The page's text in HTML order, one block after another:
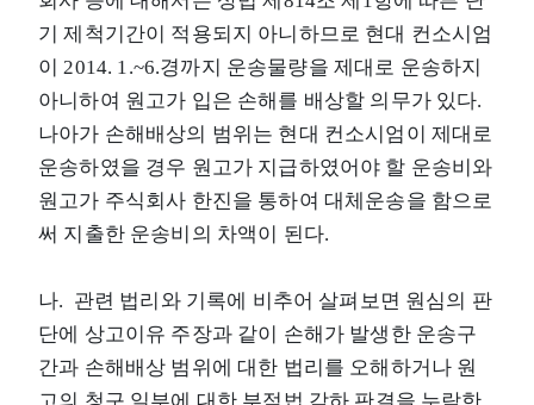
기 제척기간이 적용되지 아니하므로 현대 컨소시엄
이 2014. 1.~6.경까지 운송물량을 제대로 운송하지
아니하여 원고가 입은 손해를 배상할 의무가 있다.
나아가 손해배상의 범위는 현대 컨소시엄이 제대로
운송하였을 경우 원고가 지급하였어야 할 운송비와
원고가 주식회사 한진을 통하여 대체운송을 함으로
써 지출한 운송비의 차액이 된다.
나. 관련 법리와 기록에 비추어 살펴보면 원심의 판
단에 상고이유 주장과 같이 손해가 발생한 운송구
간과 손해배상 범위에 대한 법리를 오해하거나 원
고의 청구 일부에 대한 부적법 각하 판결을 누락한